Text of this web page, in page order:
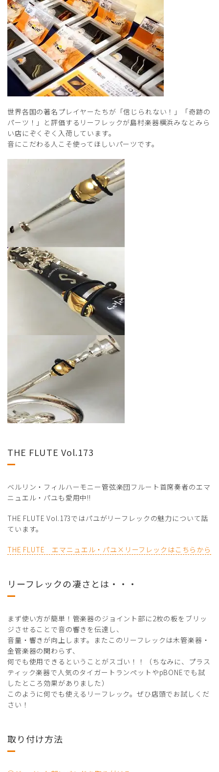
世界各国の著名プレイヤーたちが「信じられない！」「奇跡の
パーツ！」と評価するリーフレックが島村楽器横浜みなとみら
い店にぞくぞく入荷しています。
音にこだわる人こそ使ってほしいパーツです。
THE FLUTE Vol.173
ベルリン・フィルハーモニー管弦楽団フルート首席奏者のエマ
ニュエル・パユも愛用中!!
THE FLUTE Vol.173ではパユがリーフレックの魅力について話
ています。
THE FLUTE エマニュエル・パユ×リーフレックはこちらから
リーフレックの凄さとは・・・
まず使い方が簡単！管楽器のジョイント部に2枚の板をブリッ
ジさせることで音の響きを伝達し、
音量・響きが向上します。またこのリーフレックは木管楽器・
金管楽器の関わらず、
何でも使用できるということがスゴい！！（ちなみに、プラス
ティック楽器で人気のタイガートランペットやpBONEでも試
したところ効果がありました）
このように何でも使えるリーフレック。ぜひ店頭でお試しくだ
さい！
取り付け方法